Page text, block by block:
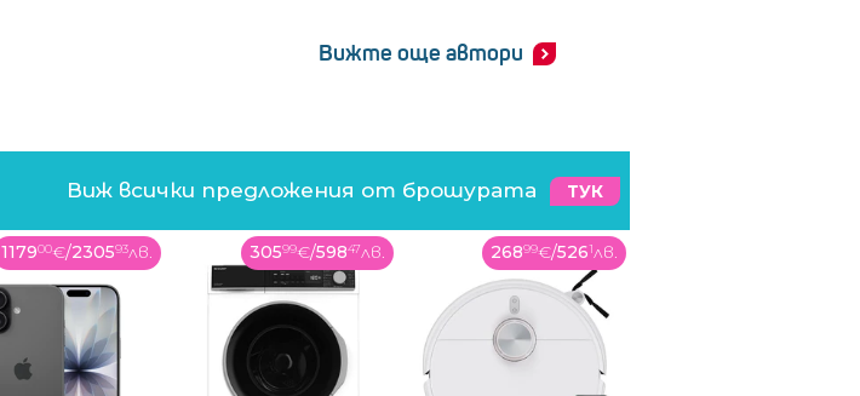
Вижте още автори
Виж всички предложения от брошурата ТУК
117900€/230593лв. 30599€/59847лв. 26899€/5261лв.